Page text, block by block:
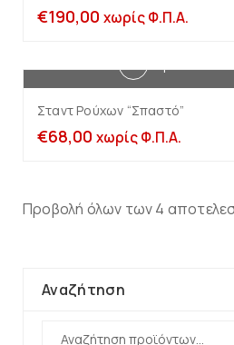
€190,00 χωρίς Φ.Π.Α.
Σταντ Ρούχων “Σπαστό”
€68,00 χωρίς Φ.Π.Α.
Προβολή όλων των 4
Αναζήτηση